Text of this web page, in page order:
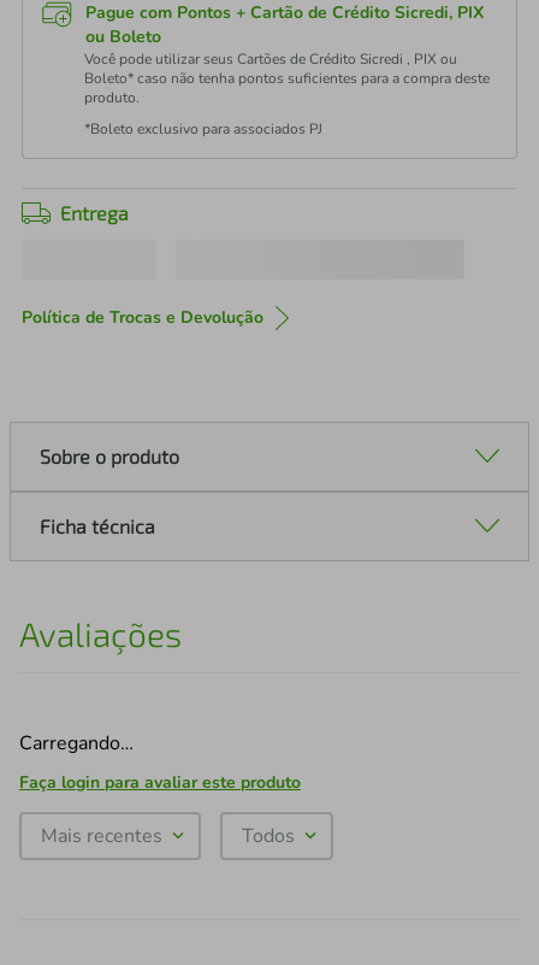
Pague com Pontos + Cartão de Crédito Sicredi, PIX
ou Boleto
Você pode utilizar seus Cartões de Crédito Sicredi , PIX ou
Boleto* caso não tenha pontos suficientes para a compra deste
produto.
*Boleto exclusivo para associados PJ
Entrega
Política de Trocas e Devolução
Sobre o produto
Ficha técnica
Avaliações
Carregando…
Faça login para avaliar este produto
Mais recentes Todos